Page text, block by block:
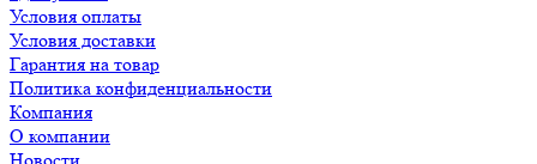
Условия оплаты
Условия доставки
Гарантия на товар
Политика конфиденциальности
Компания
О компании